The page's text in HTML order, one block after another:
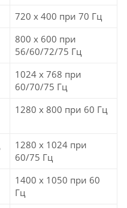
720 x 400 при 70 Гц
800 x 600 при
56/60/72/75 Гц
1024 x 768 при
60/70/75 Гц
1280 x 800 при 60 Гц
1280 x 1024 при
60/75 Гц
1400 x 1050 при 60
Гц